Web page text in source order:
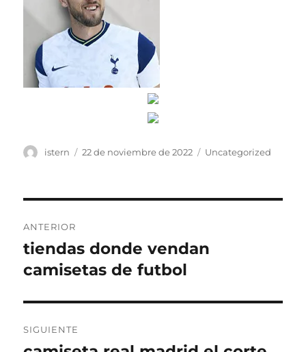
Autor
istern
Publicado
22 de noviembre de 2022 Categorías
Uncategorized
de
entradas
ANTERIOR
Entrada
anterior:
tiendas donde vendan
camisetas de futbol
SIGUIENTE